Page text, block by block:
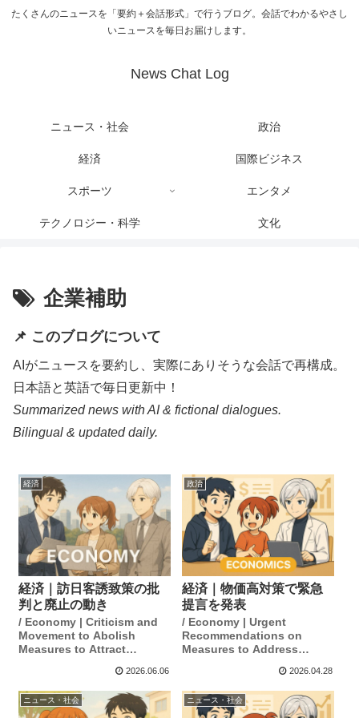
たくさんのニュースを「要約＋会話形式」で行うブログ。会話でわかるやさし
いニュースを毎日お届けします。
News Chat Log
ニュース・社会 政治
経済 国際ビジネス
スポーツ エンタメ
テクノロジー・科学 文化
企業補助
📌 このブログについて
AIがニュースを要約し、実際にありそうな会話で再構成。
日本語と英語で毎日更新中！
Summarized news with AI & fictional dialogues.
Bilingual & updated daily.
経済
経済｜訪日客誘致策の批
判と廃止の動き
/ Economy | Criticism and
Movement to Abolish
Measures to Attract
2026.06.06
政治
経済｜物価高対策で緊急
提言を発表
/ Economy | Urgent
Recommendations on
Measures to Address
2026.04.28
ニュース・社会 ニュース・社会